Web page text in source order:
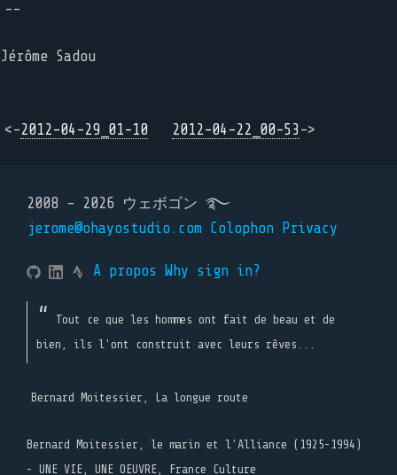
--
Jérôme Sadou
<-2012-04-29_01-10 2012-04-22_00-53->
2008 - 2026 ウェボゴン ࿐
jerome@ohayostudio.com Colophon Privacy
A propos Why sign in?
Tout ce que les hommes ont fait de beau et de
bien, ils l'ont construit avec leurs rêves...
Bernard Moitessier, La longue route
Bernard Moitessier, le marin et l’Alliance (1925-1994)
- UNE VIE, UNE OEUVRE, France Culture